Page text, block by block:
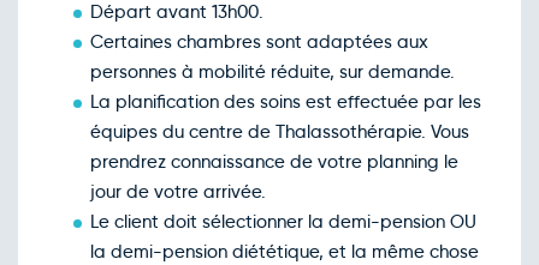
Départ avant 13h00.
Certaines chambres sont adaptées aux
personnes à mobilité réduite, sur demande.
La planification des soins est effectuée par les
équipes du centre de Thalassothérapie. Vous
prendrez connaissance de votre planning le
jour de votre arrivée.
Le client doit sélectionner la demi-pension OU
la demi-pension diététique, et la même chose